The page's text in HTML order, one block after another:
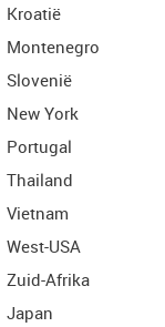
Kroatië
Montenegro
Slovenië
New York
Portugal
Thailand
Vietnam
West-USA
Zuid-Afrika
Japan